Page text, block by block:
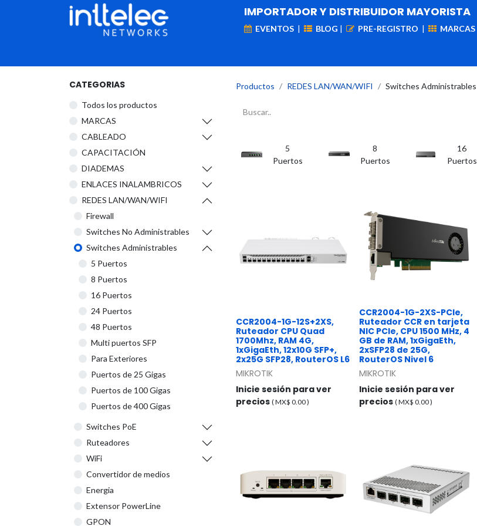
IMPORTADOR Y DISTRIBUIDOR MAYORISTA
EVENTOS | BLOG | PRE-REGISTRO | MARCAS
CATEGORIAS
Todos los productos
​MARCAS
CABLEADO
CAPACITACIÓN
DIADEMAS
ENLACES INALAMBRICOS
REDES LAN/WAN/WIFI
Firewall
Switches No Administrables
Switches Administrables
5 Puertos
8 Puertos
16 Puertos
24 Puertos
48 Puertos
Multi puertos SFP
Para Exteriores
Puertos de 25 Gigas
Puertos de 100 Gigas
Puertos de 400 Gigas
Switches PoE
Ruteadores
WiFi
Convertidor de medios
Energia
Extensor PowerLine
GPON
Productos REDES LAN/WAN/WIFI Switches Administrables
5
Puertos
8
Puertos
16
Puertos
CCR2004-1G-12S+2XS,
Ruteador CPU Quad
1700Mhz, RAM 4G,
1xGigaEth, 12x10G SFP+,
2x25G SFP28, RouterOS L6
MIKROTIK
Inicie sesión para ver
precios ( MX$ 0.00)
CCR2004-1G-2XS-PCIe,
Ruteador CCR en tarjeta
NIC PCIe, CPU 1500 MHz, 4
GB de RAM, 1xGigaEth,
2xSFP28 de 25G,
RouterOS Nivel 6
MIKROTIK
Inicie sesión para ver
precios ( MX$ 0.00)